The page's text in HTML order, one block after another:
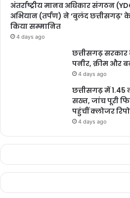
अंतर्राष्ट्रीय मानव अधिकार संगठन
अभियान (तर्पण) ने ‘बुलंद छत्तीसगढ़’
किया सम्मानित
4 days ago
छत्तीसगढ़
पनीर, क्रीम और
4 days ago
छत्तीसगढ़ में 1.45
सख्त, जांच पूरी
पहुंचीं क्लोजर
4 days ago